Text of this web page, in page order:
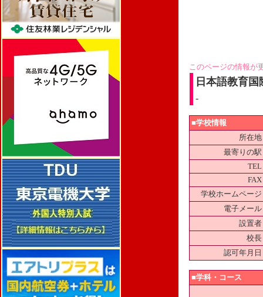
このページの情報が
日本語教育
-
■学校情報
所在地
最寄りの駅
TEL
FAX
学校ホームページ
電子メール
設置者
校長
認可年月日
■学科・コース